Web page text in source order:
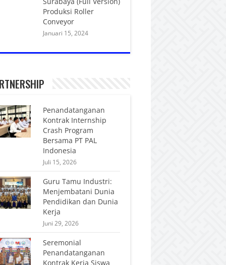
Produksi Roller
Conveyor
Januari 15, 2024
Penandatanganan
Kontrak Internship
Crash Program
Bersama PT PAL
Indonesia
Juli 15, 2026
Guru Tamu Industri:
Menjembatani Dunia
Pendidikan dan Dunia
Kerja
Juni 29, 2026
Seremonial
Penandatanganan
Kontrak Kerja Siswa